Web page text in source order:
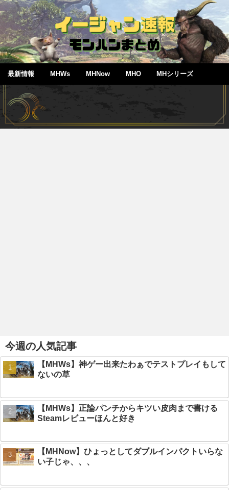
最新情報 MHWs MHNow MHO MHシリーズ
今週の人気記事
【MHWs】神ゲー出来たわぁでテストプレイもして
ないの草
【MHWs】正論パンチからキツい皮肉まで書ける
Steamレビューほんと好き
【MHNow】ひょっとしてダブルインパクトいらな
い子じゃ、、、